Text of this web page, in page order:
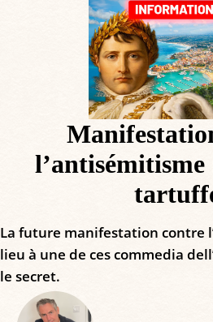
l’antisémitisme
La future manifestation contre
lieu à une de ces commedia
le secret.